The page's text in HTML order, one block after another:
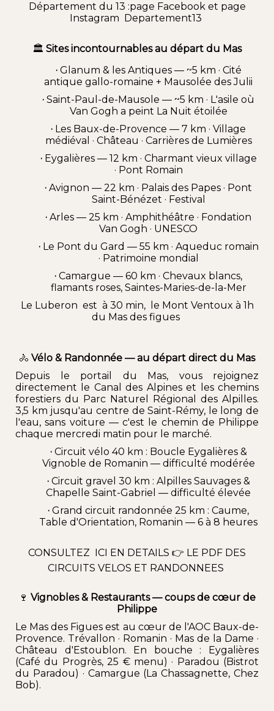
Département du 13 :page Facebooket page
Instagram Departement13
🏛️ Sites incontournables au départ du Mas
· Glanum & les Antiques— ~5 km · Cité
antique gallo-romaine + Mausolée des Julii
·Saint-Paul-de-Mausole — ~5 km · L'asile où
Van Gogh a peint La Nuit étoilée
· Les Baux-de-Provence— 7 km · Village
médiéval · Château · Carrières de Lumières
· Eygalières — 12 km · Charmant vieux village
· Pont Romain
·Avignon — 22 km · Palais des Papes · Pont
Saint-Bénézet · Festival
·Arles — 25 km ·Amphithéâtre · Fondation
Van Gogh · UNESCO
· Le Pont du Gard — 55 km · Aqueduc romain
· Patrimoine mondial
·Camargue — 60 km · Chevaux blancs,
flamants roses, Saintes-Maries-de-la-Mer
Le Luberon est à 30 min, le Mont Ventoux à 1h
du Mas des figues
🚴 Vélo & Randonnée — au départ direct du Mas
Depuis le portail du Mas, vous rejoignez
directement le Canal des Alpineset leschemins
forestiers du Parc Naturel Régional des Alpilles.
3,5 km jusqu'au centre de Saint-Rémy, le long de
l'eau, sans voiture — c'est le chemin de Philippe
chaque mercredi matin pour le marché.
· Circuit vélo 40 km : Boucle Eygalières&
Vignoble de Romanin — difficulté modérée
· Circuit gravel 30 km : Alpilles Sauvages &
Chapelle Saint-Gabriel — difficulté élevée
·Grand circuit randonnée 25 km :Caume,
Table d'Orientation, Romanin — 6 à 8 heures
CONSULTEZ ICI EN DETAILS 👉 LE PDF DES
CIRCUITS VELOS ET RANDONNEES
🍷 Vignobles & Restaurants — coups de cœur de
Philippe
Le Mas des Figues est au cœur de l'AOC Baux-de-
Provence. Trévallon · Romanin · Mas de la Dame ·
Château d'Estoublon. En bouche : Eygalières
(Café du Progrès, 25 € menu) · Paradou (Bistrot
du Paradou) · Camargue (La Chassagnette,Chez
Bob).